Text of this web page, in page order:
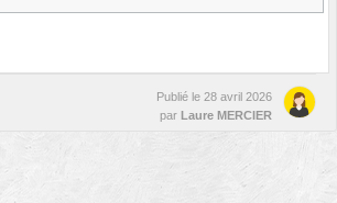
Publié le 28 avril 2026
par Laure MERCIER